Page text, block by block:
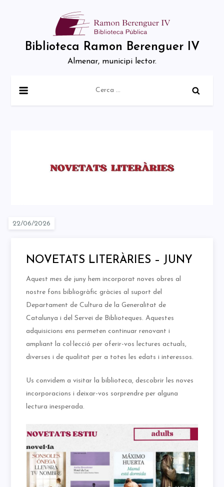
Biblioteca Ramon Berenguer IV
Almenar, municipi lector.
NOVETATS LITERÀRIES – JUNY
Aquest mes de juny hem incorporat noves obres al
nostre fons bibliogràfic gràcies al suport del
Departament de Cultura de la Generalitat de
Catalunya i del Servei de Biblioteques. Aquestes
adquisicions ens permeten continuar renovant i
ampliant la col·lecció per oferir-vos lectures actuals,
diverses i de qualitat per a totes les edats i interessos.
Us convidem a visitar la biblioteca, descobrir les noves
incorporacions i deixar-vos sorprendre per alguna
lectura inesperada.